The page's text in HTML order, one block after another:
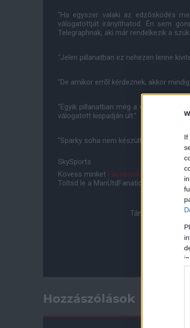
If
"Ha egyszer valaki az edzõsködés
válogatottját irányíthatod. Én sem
Telegraphnak, aki már rendelkezik a
"Jelen pillanatban ez nehezen lenne
"De amikor errõl kérdeznek, akkor
"Egyik pillanatban még a walesi
válogatott kispadján ült."
"Sparky soha nem készült erre."
SkySports
Kövess minket Facebookon
Töltsd le a ManUtdFanatics.hu mobil
Támogasd
Hozzászólások